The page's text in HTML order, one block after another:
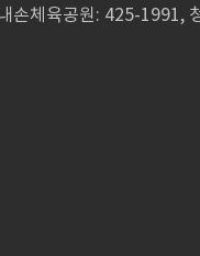
체육공원: 425-1991,